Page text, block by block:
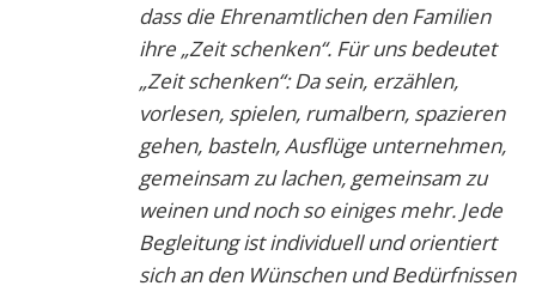
dass die Ehrenamtlichen den Familien
ihre „Zeit schenken“. Für uns bedeutet
„Zeit schenken“: Da sein, erzählen,
vorlesen, spielen, rumalbern, spazieren
gehen, basteln, Ausflüge unternehmen,
gemeinsam zu lachen, gemeinsam zu
weinen und noch so einiges mehr. Jede
Begleitung ist individuell und orientiert
sich an den Wünschen und Bedürfnissen